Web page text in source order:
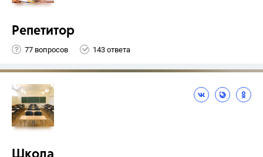
Репетитор
77 вопросов 143 ответа